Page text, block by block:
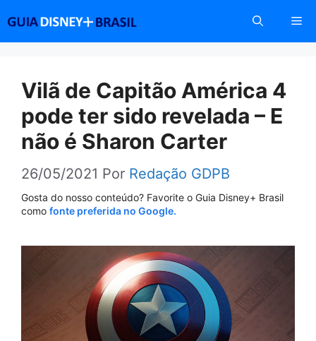
conteúdo
Vilã de Capitão América 4
pode ter sido revelada – E
não é Sharon Carter
26/05/2021 Por Redação GDPB
Gosta do nosso conteúdo? Favorite o Guia Disney+ Brasil
como fonte preferida no Google.